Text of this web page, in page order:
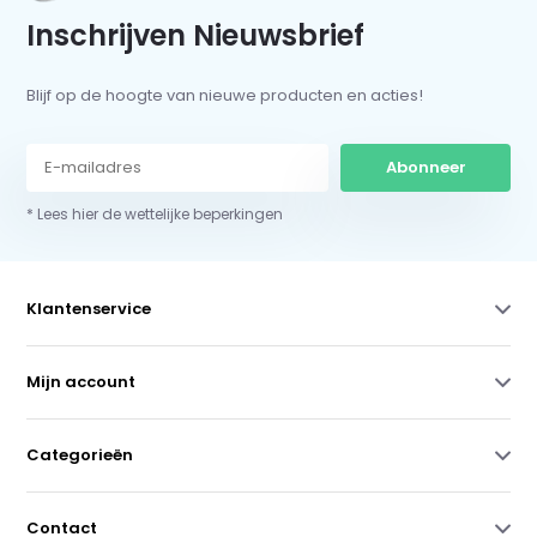
Inschrijven Nieuwsbrief
Blijf op de hoogte van nieuwe producten en acties!
Abonneer
* Lees hier de wettelijke beperkingen
Klantenservice
Mijn account
Categorieën
Contact